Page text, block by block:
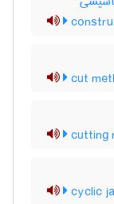
cut
cutting
cyclic